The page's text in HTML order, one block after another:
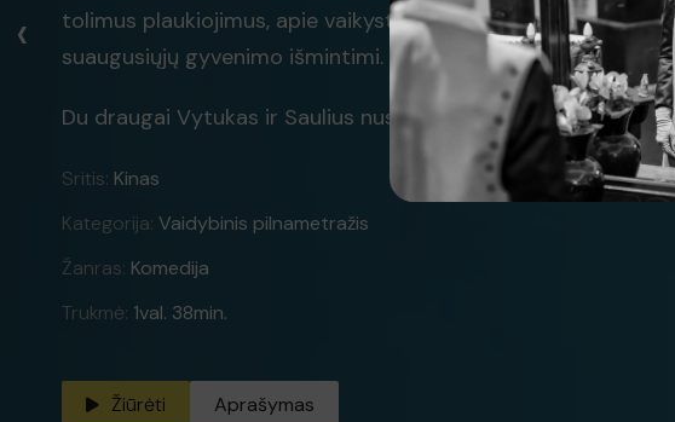
tolimus plaukiojimus, apie vaikystės romantiką, susidūrusią
suaugusiųjų gyvenimo išmintimi.
Du draugai Vytukas ir Saulius nusprendžia keliauti iki...
Sritis: Kinas
Kategorija: Vaidybinis pilnametražis
Žanras: Komedija
Trukmė: 1val. 38min.
Žiūrėti Aprašymas
‹